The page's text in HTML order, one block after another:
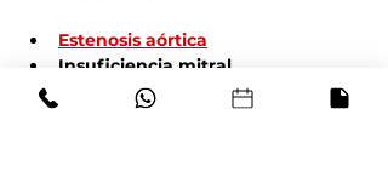
Estenosis aórtica
Insuficiencia mitral
Endocarditis infecciosa
Fibrilación auricular